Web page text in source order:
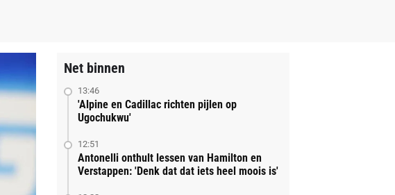
Net binnen
13:46
'Alpine en Cadillac richten pijlen op
Ugochukwu'
12:51
Antonelli onthult lessen van Hamilton en
Verstappen: 'Denk dat dat iets heel moois is'